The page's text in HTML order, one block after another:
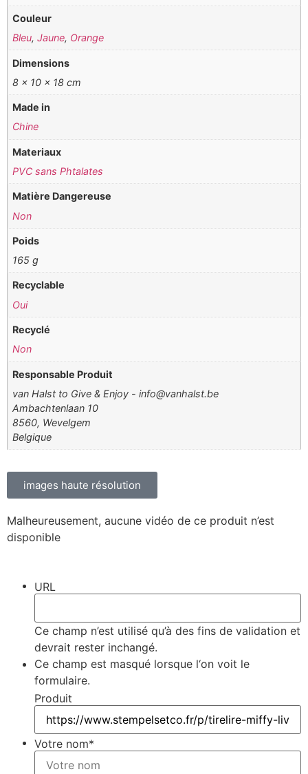
Couleur
Bleu,Jaune, Orange
Dimensions
8 × 10 × 18 cm
Made in
Chine
Materiaux
PVC sans Phtalates
Matière Dangereuse
Non
Poids
165 g
Recyclable
Oui
Recyclé
Non
Responsable Produit
van Halst to Give & Enjoy - info@vanhalst.be
Ambachtenlaan 10
8560, Wevelgem
Belgique
images haute résolution
Malheureusement, aucune vidéo de ce produit n’est
disponible
URL
Ce champ n’est utilisé qu’à des fins de validation et
devrait rester inchangé.
Ce champ est masqué lorsque l‘on voit le
formulaire.
Produit
Votre nom*